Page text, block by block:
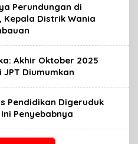
Perundungan di
Kepala Distrik Wania
Akhir Oktober 2025
JPT Diumumkan
Pendidikan Digeruduk
Penyebabnya